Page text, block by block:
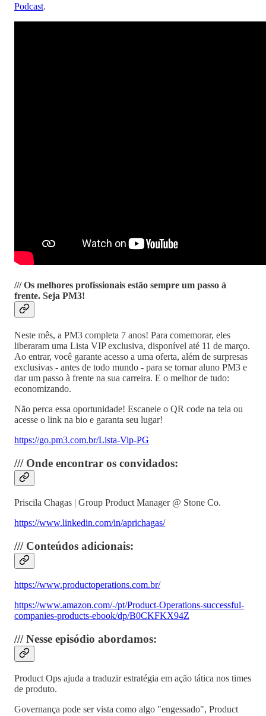
Podcast.
/// Os melhores profissionais estão sempre um passo à
frente. Seja PM3!
Neste mês, a PM3 completa 7 anos! Para comemorar, eles
liberaram uma Lista VIP exclusiva, disponível até 11 de março.
Ao entrar, você garante acesso a uma oferta, além de surpresas
exclusivas - antes de todo mundo - para se tornar aluno PM3 e
dar um passo à frente na sua carreira. E o melhor de tudo:
economizando.
Não perca essa oportunidade! Escaneie o QR code na tela ou
acesse o link na bio e garanta seu lugar!
https://go.pm3.com.br/Lista-Vip-PG
/// Onde encontrar os convidados:
Priscila Chagas | Group Product Manager @ Stone Co.
https://www.linkedin.com/in/aprichagas/
/// Conteúdos adicionais:
https://www.productoperations.com.br/
https://www.amazon.com/-/pt/Product-Operations-successful-
companies-products-ebook/dp/B0CKFKX94Z
/// Nesse episódio abordamos:
Product Ops ajuda a traduzir estratégia em ação tática nos times
de produto.
Governança pode ser vista como algo "engessado", Product